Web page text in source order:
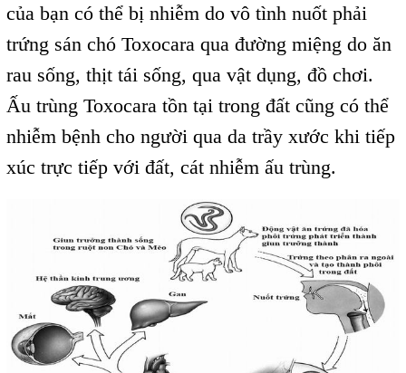
của bạn có thể bị nhiễm do vô tình nuốt phải
trứng sán chó Toxocara qua đường miệng do ăn
rau sống, thịt tái sống, qua vật dụng, đồ chơi.
Ấu trùng Toxocara tồn tại trong đất cũng có thể
nhiễm bệnh cho người qua da trầy xước khi tiếp
xúc trực tiếp với đất, cát nhiễm ấu trùng.